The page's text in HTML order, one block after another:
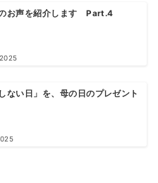
お声を紹介します Part.4
しない日」を、母の日のプレゼント